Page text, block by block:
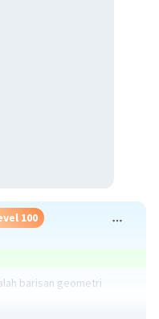
100
barisan geometri